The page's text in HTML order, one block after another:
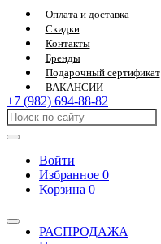
Оплата и доставка
Скидки
Контакты
Бренды
Подарочный сертификат
ВАКАНСИИ
+7 (982) 694-88-82
Войти
Избранное 0
Корзина 0
РАСПРОДАЖА